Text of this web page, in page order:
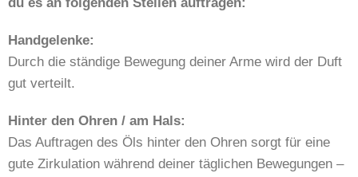
Handgelenke:
Durch die ständige Bewegung deiner Arme wird der Duft
gut verteilt.
Hinter den Ohren / am Hals:
Das Auftragen des Öls hinter den Ohren sorgt für eine
gute Zirkulation während deiner täglichen Bewegungen –